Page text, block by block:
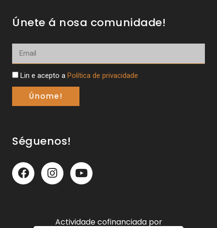
Únete á nosa comunidade!
Lin e acepto a Política de privacidade
Únome!
Séguenos!
Actividade cofinanciada por